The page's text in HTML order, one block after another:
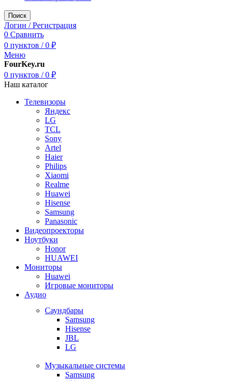
Поиск
Логин / Регистрация
0 Сравнить
0 пунктов / 0 ₽
Меню
FourKey.ru
0 пунктов / 0 ₽
Наш каталог
Телевизоры
Яндекс
LG
TCL
Sony
Artel
Haier
Philips
Xiaomi
Realme
Huawei
Hisense
Samsung
Panasonic
Видеопроекторы
Ноутбуки
Honor
HUAWEI
Мониторы
Huawei
Игровые мониторы
Аудио
Саундбары
Samsung
Hisense
JBL
LG
Музыкальные системы
Samsung